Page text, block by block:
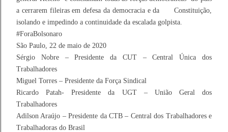
a cerrarem fileiras em defesa da democracia e da Constituição,
isolando e impedindo a continuidade da escalada golpista.
#ForaBolsonaro
São Paulo, 22 de maio de 2020
Sérgio Nobre – Presidente da CUT – Central Única dos
Trabalhadores
Miguel Torres – Presidente da Força Sindical
Ricardo Patah- Presidente da UGT – União Geral dos
Trabalhadores
Adilson Araújo – Presidente da CTB – Central dos Trabalhadores e
Trabalhadoras do Brasil